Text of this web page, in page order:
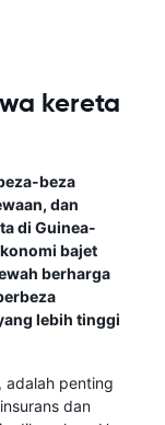
kereta
beza
dan
di Guinea-
bajet
berharga
lebih tinggi
adalah penting
dan